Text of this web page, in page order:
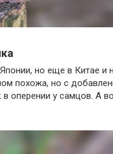
но еще в Китае и
похожа, но с
оперении у самцов. А